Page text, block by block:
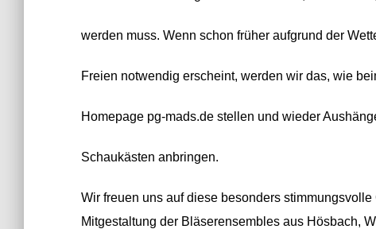
werden muss. Wenn schon früher aufgrund der
Freien notwendig erscheint, werden wir das, wie
Homepage pg-mads.de stellen und wieder
Schaukästen anbringen.
Wir freuen uns auf diese besonders
Mitgestaltung der Bläserensembles aus Hösbach,